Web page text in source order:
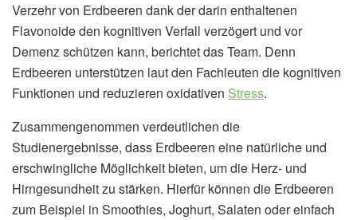
Verzehr von Erdbeeren dank der darin enthaltenen
Flavonoide den kognitiven Verfall verzögert und vor
Demenz schützen kann, berichtet das Team. Denn
Erdbeeren unterstützen laut den Fachleuten die kognitiven
Funktionen und reduzieren oxidativen Stress.
Zusammengenommen verdeutlichen die
Studienergebnisse, dass Erdbeeren eine natürliche und
erschwingliche Möglichkeit bieten, um die Herz- und
Hirngesundheit zu stärken. Hierfür können die Erdbeeren
zum Beispiel in Smoothies, Joghurt, Salaten oder einfach